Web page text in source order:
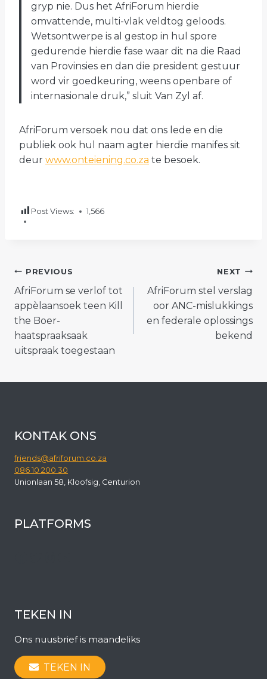
gryp nie. Dus het AfriForum hierdie
omvattende, multi-vlak veldtog geloods.
Wetsontwerpe is al gestop in hul spore
gedurende hierdie fase waar dit na die Raad
van Provinsies en dan die president gestuur
word vir goedkeuring, weens openbare of
internasionale druk,” sluit Van Zyl af.
AfriForum versoek nou dat ons lede en die
publiek ook hul naam agter hierdie manifes sit
deur www.onteiening.co.za te besoek.
Post Views: 1,566
POST
NAVIGATION
PREVIOUS
AfriForum se verlof tot
appèlaansoek teen Kill
the Boer-
haatspraaksaak
uitspraak toegestaan
NEXT
AfriForum stel verslag
oor ANC-mislukkings
en federale oplossings
bekend
KONTAK ONS
friends@afriforum.co.za
086 10 200 30
Unionlaan 58, Kloofsig, Centurion
PLATFORMS
TEKEN IN
Ons nuusbrief is maandeliks
TEKEN IN